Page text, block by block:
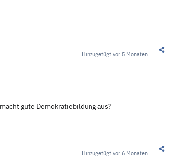
Hinzugefügtvor 5 Monaten
gute Demokratiebildung aus?
Hinzugefügtvor 6 Monaten